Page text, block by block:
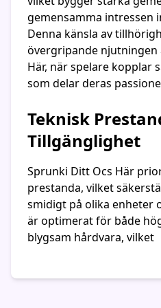
gemensamma intressen
Denna känsla av
övergripande njutningen
Här, när spelare kopplar
som delar deras
Teknisk
Tillgänglighet
Sprunki Ditt Ocs Här
prestanda, vilket
smidigt på olika enheter
är optimerat för både
blygsam hårdvara, vilket